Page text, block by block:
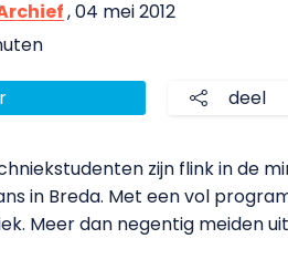
, 04 mei 2012
deel
zijn flink in de
in Breda. Met een vol
Meer dan negentig meiden